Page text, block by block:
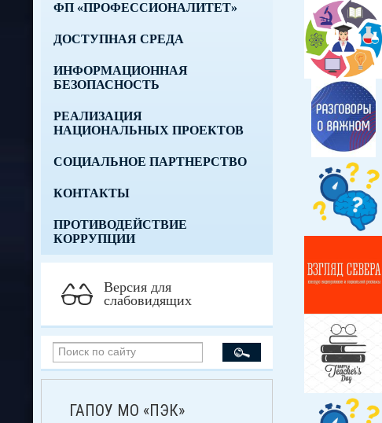
ФП «ПРОФЕССИОНАЛИТЕТ»
ДОСТУПНАЯ СРЕДА
ИНФОРМАЦИОННАЯ
БЕЗОПАСНОСТЬ
РЕАЛИЗАЦИЯ
НАЦИОНАЛЬНЫХ ПРОЕКТОВ
СОЦИАЛЬНОЕ ПАРТНЕРСТВО
КОНТАКТЫ
ПРОТИВОДЕЙСТВИЕ
КОРРУПЦИИ
Версия для
слабовидящих
ГАПОУ МО «ПЭК»